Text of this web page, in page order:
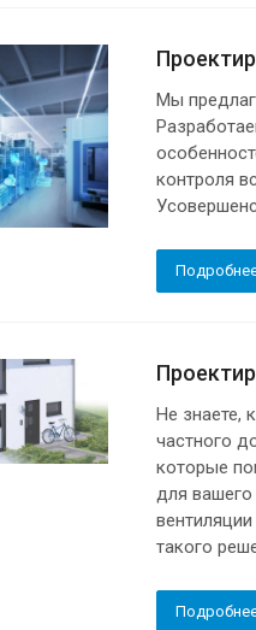
Мы
контроля
Не знаете,
частного
которые
для
такого